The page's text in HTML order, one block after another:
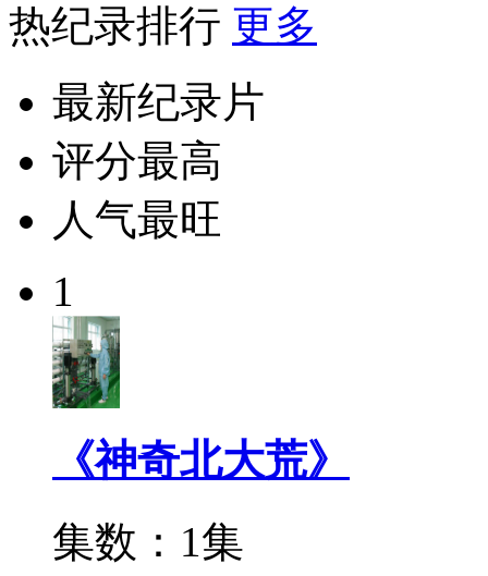
热纪录排行 更多
最新纪录片
评分最高
人气最旺
1
《神奇北大荒》
集数：1集